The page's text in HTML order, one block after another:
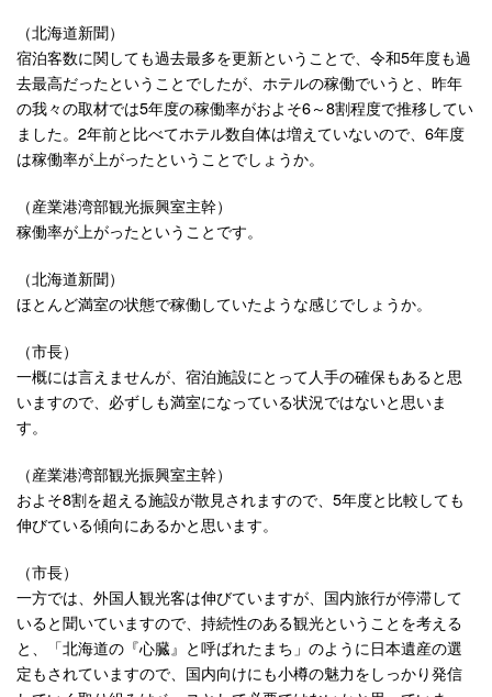
（北海道新聞）
宿泊客数に関しても過去最多を更新ということで、令和5年度も過
去最高だったということでしたが、ホテルの稼働でいうと、昨年
の我々の取材では5年度の稼働率がおよそ6～8割程度で推移してい
ました。2年前と比べてホテル数自体は増えていないので、6年度
は稼働率が上がったということでしょうか。
（産業港湾部観光振興室主幹）
稼働率が上がったということです。
（北海道新聞）
ほとんど満室の状態で稼働していたような感じでしょうか。
（市長）
一概には言えませんが、宿泊施設にとって人手の確保もあると思
いますので、必ずしも満室になっている状況ではないと思いま
す。
（産業港湾部観光振興室主幹）
およそ8割を超える施設が散見されますので、5年度と比較しても
伸びている傾向にあるかと思います。
（市長）
一方では、外国人観光客は伸びていますが、国内旅行が停滞して
いると聞いていますので、持続性のある観光ということを考える
と、「北海道の『心臓』と呼ばれたまち」のように日本遺産の選
定もされていますので、国内向けにも小樽の魅力をしっかり発信